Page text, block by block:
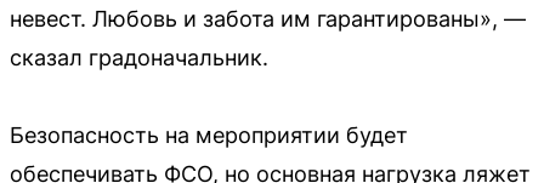
невест. Любовь и забота им гарантированы», —
сказал градоначальник.
Безопасность на мероприятии будет
обеспечивать ФСО, но основная нагрузка ляжет